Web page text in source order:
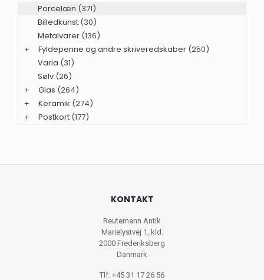
Porcelæn (371)
Billedkunst (30)
Metalvarer (136)
+
Fyldepenne og andre skriveredskaber (250)
Varia (31)
Sølv (26)
+
Glas (264)
+
Keramik (274)
+
Postkort (177)
KONTAKT
Reutemann Antik
Marielystvej 1, kld.
2000 Frederiksberg
Danmark
Tlf: +45 31 17 26 56